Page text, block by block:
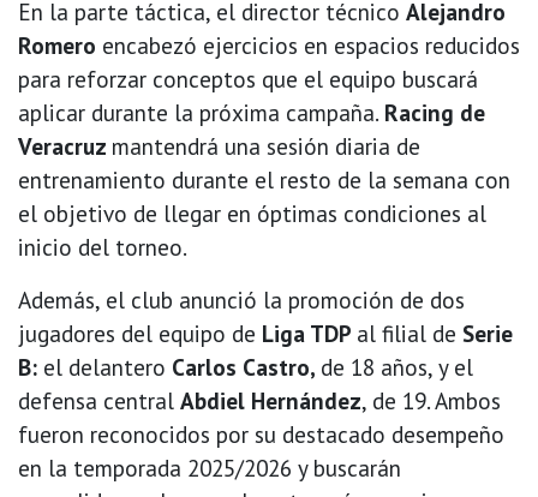
En la parte táctica, el director técnico Alejandro
Romero encabezó ejercicios en espacios reducidos
para reforzar conceptos que el equipo buscará
aplicar durante la próxima campaña. Racing de
Veracruz mantendrá una sesión diaria de
entrenamiento durante el resto de la semana con
el objetivo de llegar en óptimas condiciones al
inicio del torneo.
Además, el club anunció la promoción de dos
jugadores del equipo de Liga TDP al filial de Serie
B: el delantero Carlos Castro, de 18 años, y el
defensa central Abdiel Hernández, de 19. Ambos
fueron reconocidos por su destacado desempeño
en la temporada 2025/2026 y buscarán